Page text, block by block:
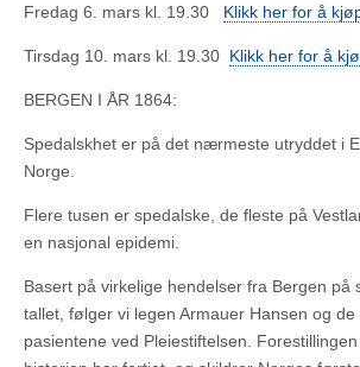
Fredag 6. mars kl. 19.30 Klikk her for å
Tirsdag 10. mars kl. 19.30 Klikk her for å
BERGEN I ÅR 1864:
Spedalskhet er på det nærmeste utryddet i
Norge.
Flere tusen er spedalske, de fleste på
en nasjonal epidemi.
Basert på virkelige hendelser fra Bergen på
tallet, følger vi legen Armauer Hansen og de
pasientene ved Pleiestiftelsen.